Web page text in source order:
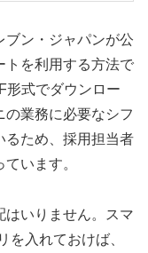
ブン・ジャパンが公
トを利用する方法で
形式でダウンロー
の業務に必要なシフ
るため、採用担当者
います。
はいりません。スマ
を入れておけば、